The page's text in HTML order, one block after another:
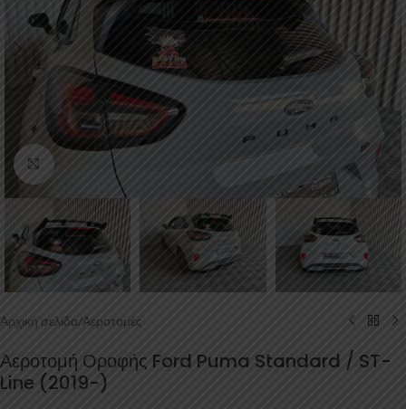
Κάντε κλικ για μεγέθυνση
Αρχική σελίδα/Αεροτομές
Αεροτομή Οροφής Ford Puma Standard / ST-
Line (2019-)